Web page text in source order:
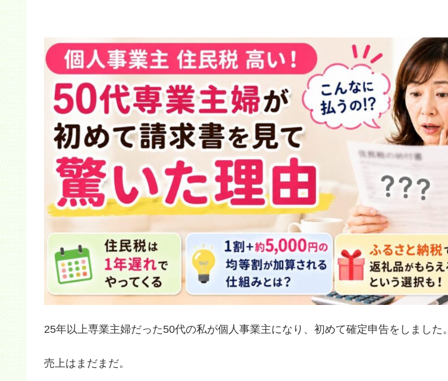
25年以上専業主婦だった50代の私が個人事業主になり、初めて確定申告をしました。
売上はまだまだ。